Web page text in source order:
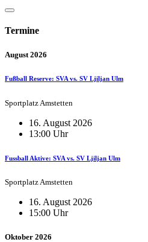
Termine
August 2026
Fußball Reserve: SVA vs. SV Ljiljan Ulm
Sportplatz Amstetten
16. August 2026
13:00 Uhr
Fussball Aktive: SVA vs. SV Ljiljan Ulm
Sportplatz Amstetten
16. August 2026
15:00 Uhr
Oktober 2026